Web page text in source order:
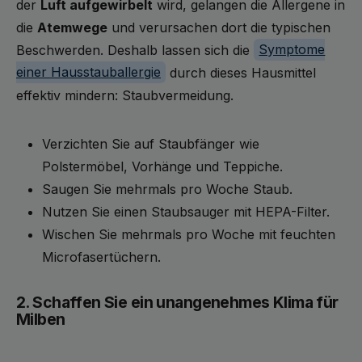
der Luft aufgewirbelt wird, gelangen die Allergene in
die Atemwege und verursachen dort die typischen
Beschwerden. Deshalb lassen sich die
Symptome
einer Hausstauballergie durch dieses Hausmittel
effektiv mindern: Staubvermeidung.
Verzichten Sie auf Staubfänger wie
Polstermöbel, Vorhänge und Teppiche.
Saugen Sie mehrmals pro Woche Staub.
Nutzen Sie einen Staubsauger mit HEPA-Filter.
Wischen Sie mehrmals pro Woche mit feuchten
Microfasertüchern.
2. Schaffen Sie ein unangenehmes Klima für
Milben